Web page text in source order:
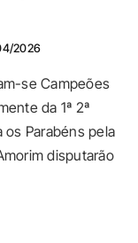
2026
se Campeões
da 1ª 2ª
os Parabéns pela
disputarão